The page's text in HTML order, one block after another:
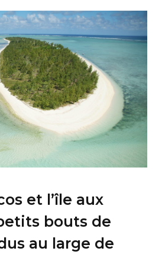
b
o
t
t
r m
et l’île aux
bouts de
au large de